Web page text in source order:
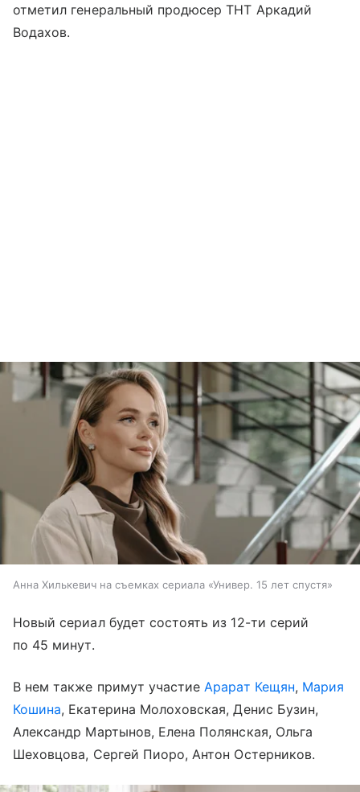
отметил генеральный продюсер ТНТ Аркадий
Водахов.
Анна Хилькевич на съемках сериала «Универ. 15 лет спустя»
Новый сериал будет состоять из 12-ти серий
по 45 минут.
В нем также примут участиеАрарат Кещян, Мария
Кошина, Екатерина Молоховская, Денис Бузин,
Александр Мартынов, Елена Полянская, Ольга
Шеховцова, Сергей Пиоро, Антон Остерников.